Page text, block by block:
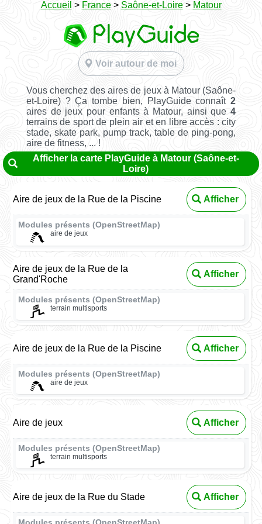
Accueil > France> Saône-et-Loire> Matour
Voir autour de moi
Vous cherchez des aires de jeux à Matour (Saône-
et-Loire) ? Ça tombe bien, PlayGuide connaît2
aires de jeux pour enfants à Matour, ainsi que4
terrains de sport de plein air et en libre accès : city
stade, skate park, pump track, table de ping-pong,
aire de fitness, ... !
Afficher la carte PlayGuide à Matour (Saône-et-
Loire)
Aire de jeux de la Rue de la Piscine Afficher
Modules présents (OpenStreetMap)
aire de jeux
Aire de jeux de la Rue de la
Grand'Roche
Afficher
Modules présents (OpenStreetMap)
terrain multisports
Aire de jeux de la Rue de la Piscine Afficher
Modules présents (OpenStreetMap)
aire de jeux
Aire de jeux Afficher
Modules présents (OpenStreetMap)
terrain multisports
Aire de jeux de la Rue du Stade Afficher